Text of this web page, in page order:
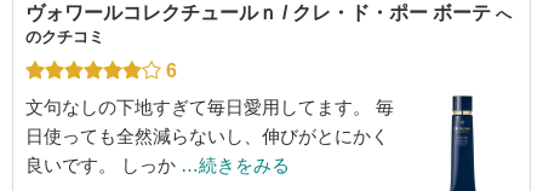
ヴォワールコレクチュールｎ / クレ・ド・ポー ボーテ へ
のクチコミ
6
文句なしの下地すぎて毎日愛用してます。 毎
日使っても全然減らないし、伸びがとにかく
良いです。 しっか …続きをみる